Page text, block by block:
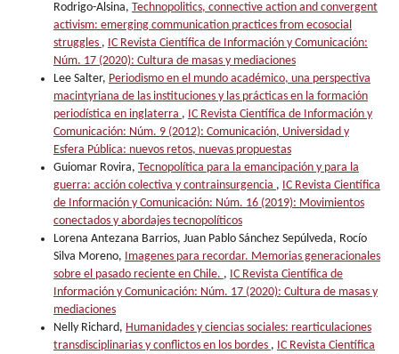
Rodrigo-Alsina, Technopolitics, connective action and convergent
activism: emerging communication practices from ecosocial
struggles , IC Revista Científica de Información y Comunicación:
Núm. 17 (2020): Cultura de masas y mediaciones
Lee Salter, Periodismo en el mundo académico, una perspectiva
macintyriana de las instituciones y las prácticas en la formación
periodística en inglaterra , IC Revista Científica de Información y
Comunicación: Núm. 9 (2012): Comunicación, Universidad y
Esfera Pública: nuevos retos, nuevas propuestas
Guiomar Rovira, Tecnopolítica para la emancipación y para la
guerra: acción colectiva y contrainsurgencia , IC Revista Científica
de Información y Comunicación: Núm. 16 (2019): Movimientos
conectados y abordajes tecnopolíticos
Lorena Antezana Barrios, Juan Pablo Sánchez Sepúlveda, Rocío
Silva Moreno, Imagenes para recordar. Memorias generacionales
sobre el pasado reciente en Chile. , IC Revista Científica de
Información y Comunicación: Núm. 17 (2020): Cultura de masas y
mediaciones
Nelly Richard, Humanidades y ciencias sociales: rearticulaciones
transdisciplinarias y conflictos en los bordes , IC Revista Científica